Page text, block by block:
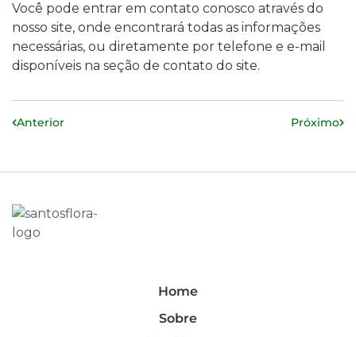
Você pode entrar em contato conosco através do
nosso site, onde encontrará todas as informações
necessárias, ou diretamente por telefone e e-mail
disponíveis na seção de contato do site.
Anterior Próximo
Home
Sobre